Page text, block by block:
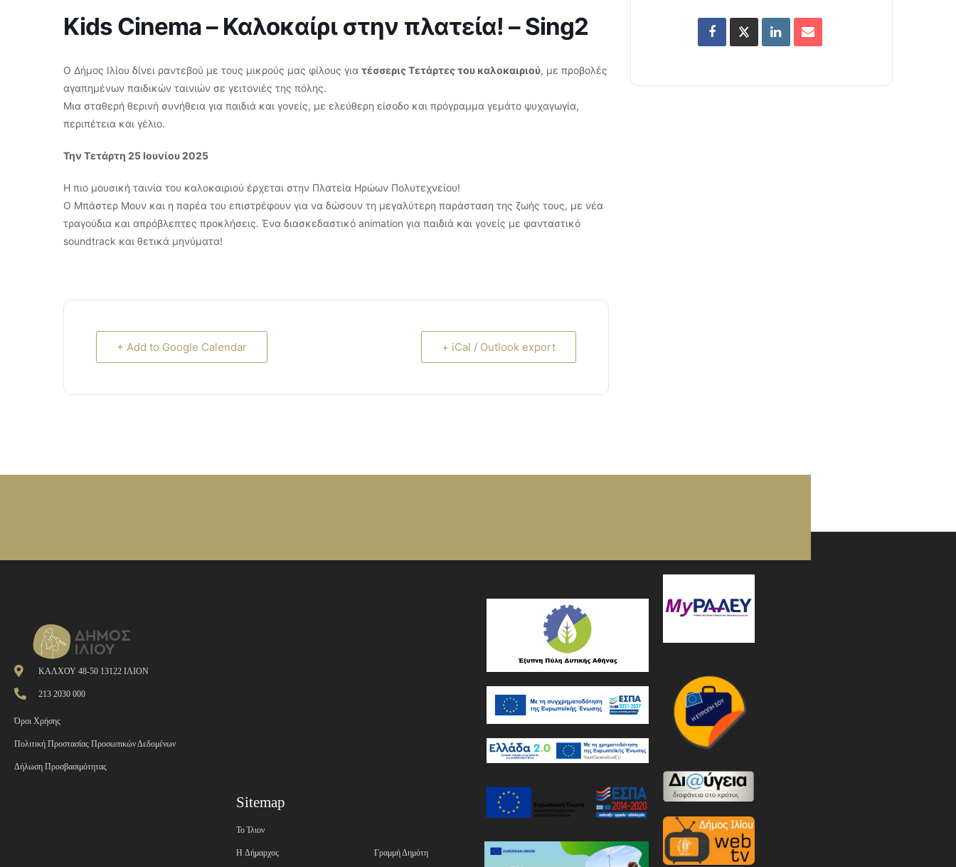
Kids Cinema – Καλοκαίρι στην πλατεία! – Sing2
Ο Δήμος Ιλίου δίνει ραντεβού με τους μικρούς μας φίλους για τέσσερις Τετάρτες του καλοκαιριού, με προβολές
αγαπημένων παιδικών ταινιών σε γειτονιές της πόλης.
Μια σταθερή θερινή συνήθεια για παιδιά και γονείς, με ελεύθερη είσοδο και πρόγραμμα γεμάτο ψυχαγωγία,
περιπέτεια και γέλιο.
Την Τετάρτη 25 Ιουνίου 2025
Η πιο μουσική ταινία του καλοκαιριού έρχεται στην Πλατεία Ηρώων Πολυτεχνείου!
Ο Μπάστερ Μουν και η παρέα του επιστρέφουν για να δώσουν τη μεγαλύτερη παράσταση της ζωής τους, με νέα
τραγούδια και απρόβλεπτες προκλήσεις. Ένα διασκεδαστικό animation για παιδιά και γονείς με φανταστικό
soundtrack και θετικά μηνύματα!
+ Add to Google Calendar + iCal / Outlook export
ΚΑΛΧΟΥ 48-50 13122 ΙΛΙΟΝ
213 2030 000
Όροι Χρήσης
Πολιτική Προστασίας Προσωπικών Δεδομένων
Δήλωση Προσβασιμότητας
Sitemap
Το Ίλιον
H Δήμαρχος Γραμμή Δημότη